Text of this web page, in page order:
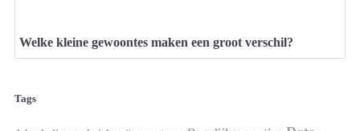
Welke kleine gewoontes maken een groot verschil?
Tags